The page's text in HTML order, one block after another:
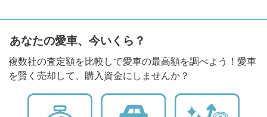
あなたの愛車、今いくら？
複数社の査定額を比較して愛車の最高額を調べよう！愛車
を賢く売却して、購入資金にしませんか？